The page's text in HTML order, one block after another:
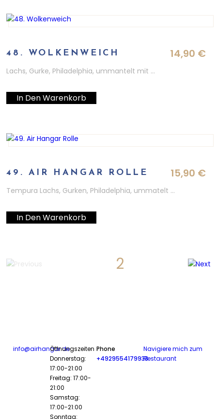
48. WOLKENWEICH 14,90 €
Lachs, Gurke, Philadelphia, ummantelt mit …
In Den Warenkorb
49. AIR HANGAR ROLLE 15,90 €
Tempura Lachs, Gurken, Philadelphia, ummatelt …
In Den Warenkorb
2
info@airhangar.deÖffnungszeiten
Donnerstag:
17:00-21:00
Freitag: 17:00-
21:00
Samstag:
17:00-21:00
Sonntag:
Phone
+4929554179933
Navigiere mich zum
Restaurant